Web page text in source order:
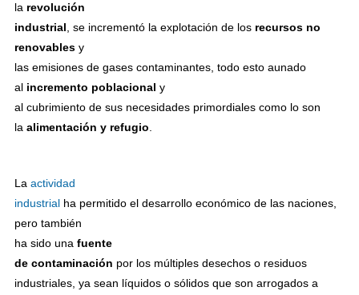
la revolución
industrial , se incrementó la explotación de los recursos no
renovablesy
las emisiones de gases contaminantes, todo esto aunado
al incremento poblacional y
al cubrimiento de sus necesidades primordiales como lo son
la alimentación y refugio
La actividad
industrialha permitido el desarrollo económico de las naciones,
pero también
ha sido una fuente
de contaminación por los múltiples desechos o residuos
industriales, ya sean líquidos o sólidos que son arrogados a